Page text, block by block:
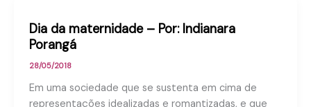
Dia da maternidade – Por: Indianara
Porangá
28/05/2018
Em uma sociedade que se sustenta em cima de
representações idealizadas e romantizadas, e que